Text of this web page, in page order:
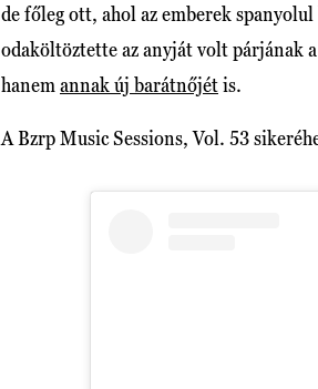
de főleg ott, ahol az emberek
odaköltöztette az anyját volt párjának a
hanem annak új barátnőjétis.
A Bzrp Music Sessions, Vol. 53